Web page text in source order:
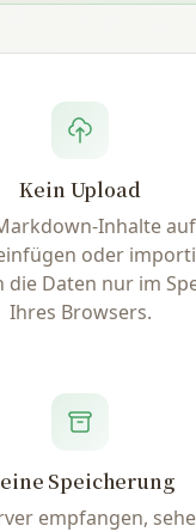
Kein Upload
Inhalte
oder
die Daten nur im
Ihres Browsers.
Speicherung
empfangen,